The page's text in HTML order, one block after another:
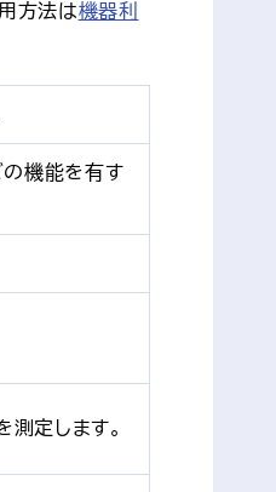
方法は機器利
の機能を有す
定します。